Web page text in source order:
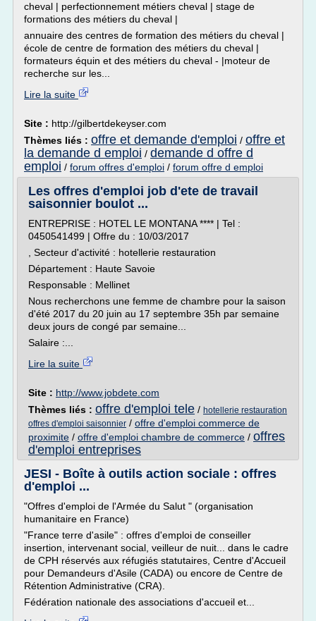
cheval | perfectionnement métiers cheval | stage de
formations des métiers du cheval |
annuaire des centres de formation des métiers du cheval |
école de centre de formation des métiers du cheval |
formateurs équin et des métiers du cheval - |moteur de
recherche sur les...
Lire la suite
Site : http://gilbertdekeyser.com
Thèmes liés : offre et demande d'emploi / offre et
la demande d emploi / demande d offre d
emploi / forum offres d'emploi / forum offre d emploi
Les offres d'emploi job d'ete de travail
saisonnier boulot ...
ENTREPRISE : HOTEL LE MONTANA **** | Tel :
0450541499 | Offre du : 10/03/2017
, Secteur d'activité : hotellerie restauration
Département : Haute Savoie
Responsable : Mellinet
Nous recherchons une femme de chambre pour la saison
d'été 2017 du 20 juin au 17 septembre 35h par semaine
deux jours de congé par semaine...
Salaire :...
Lire la suite
Site : http://www.jobdete.com
Thèmes liés : offre d'emploi tele / hotellerie restauration
offres d'emploi saisonnier / offre d'emploi commerce de
proximite / offre d'emploi chambre de commerce / offres
d'emploi entreprises
JESI - Boîte à outils action sociale : offres
d'emploi ...
"Offres d'emploi de l'Armée du Salut " (organisation
humanitaire en France)
"France terre d'asile" : offres d'emploi de conseiller
insertion, intervenant social, veilleur de nuit... dans le cadre
de CPH réservés aux réfugiés statutaires, Centre d'Accueil
pour Demandeurs d'Asile (CADA) ou encore de Centre de
Rétention Administrative (CRA).
Fédération nationale des associations d'accueil et...